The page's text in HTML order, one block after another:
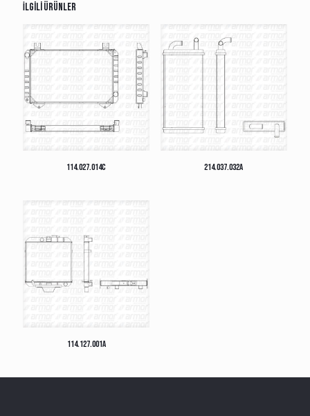
İlgili ürünler
114.027.014C 214.037.032A
114.127.001A